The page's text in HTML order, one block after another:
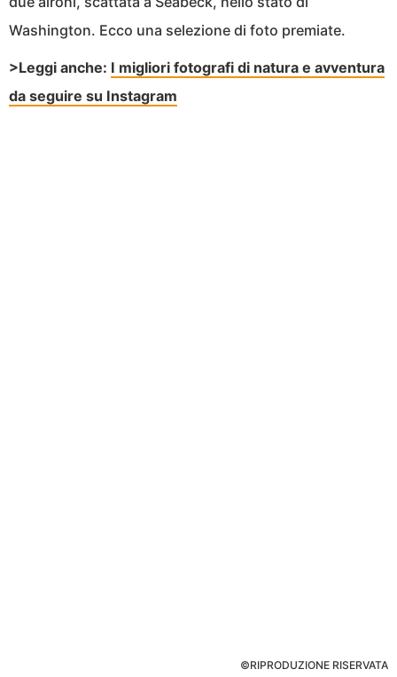
Washington. Ecco una selezione di foto premiate.
>Leggi anche: I migliori fotografi di natura e avventura
da seguire su Instagram
©RIPRODUZIONE RISERVATA